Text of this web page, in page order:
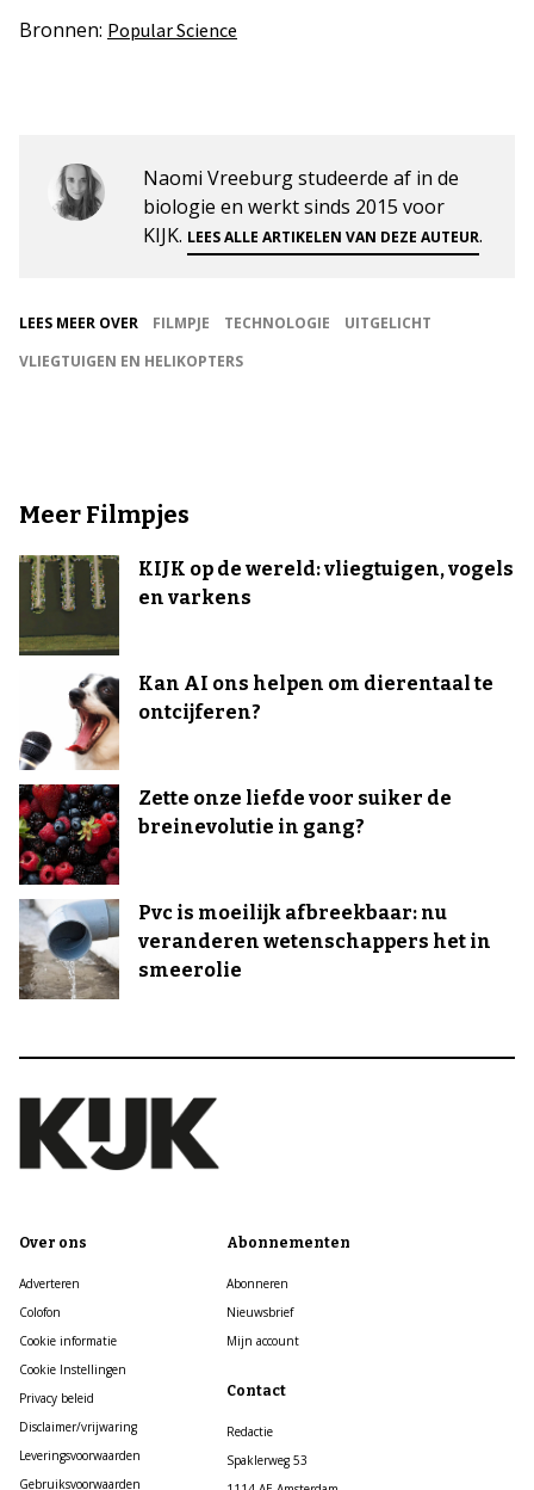
Bronnen: Popular Science
Naomi Vreeburg studeerde af in de
biologie en werkt sinds 2015 voor
KIJK. LEES ALLE ARTIKELEN VAN DEZE AUTEUR.
LEES MEER OVER FILMPJE TECHNOLOGIE
UITGELICHT
VLIEGTUIGEN EN HELIKOPTERS
Meer Filmpjes
KIJK op de wereld: vliegtuigen, vogels
en varkens
Kan AI ons helpen om dierentaal te
ontcijferen?
Zette onze liefde voor suiker de
breinevolutie in gang?
Pvc is moeilijk afbreekbaar: nu
veranderen wetenschappers het in
smeerolie
Over ons
Adverteren
Colofon
Cookie informatie
Cookie Instellingen
Privacy beleid
Disclaimer/vrijwaring
Leveringsvoorwaarden
Gebruiksvoorwaarden
Abonnementen
Abonneren
Nieuwsbrief
Mijn account
Contact
Redactie
Spaklerweg 53